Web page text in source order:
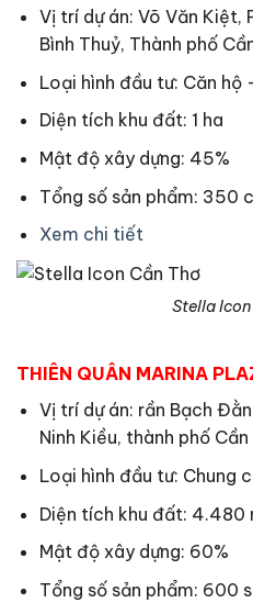
Vị trí dự án: Võ Văn Kiệt,
Bình Thuỷ, Thành phố
Loại hình đầu tư: Căn hộ
Diện tích khu đất: 1 ha
Mật độ xây dựng: 45%
Tổng số sản phẩm: 350
Xem chi tiết
Stella
THIÊN QUÂN MARINA
Vị trí dự án: rần Bạch
Ninh Kiều, thành phố
Loại hình đầu tư: Chung
Diện tích khu đất: 4.480
Mật độ xây dựng: 60%
Tổng số sản phẩm: 600